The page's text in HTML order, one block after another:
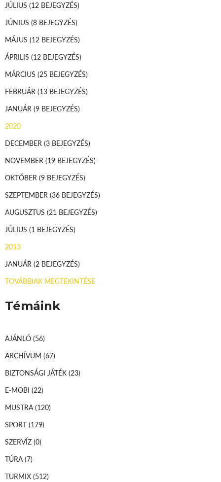
JÚLIUS (12 BEJEGYZÉS)
JÚNIUS (8 BEJEGYZÉS)
MÁJUS (12 BEJEGYZÉS)
ÁPRILIS (12 BEJEGYZÉS)
MÁRCIUS (25 BEJEGYZÉS)
FEBRUÁR (13 BEJEGYZÉS)
JANUÁR (9 BEJEGYZÉS)
2020
DECEMBER (3 BEJEGYZÉS)
NOVEMBER (19 BEJEGYZÉS)
OKTÓBER (9 BEJEGYZÉS)
SZEPTEMBER (36 BEJEGYZÉS)
AUGUSZTUS (21 BEJEGYZÉS)
JÚLIUS (1 BEJEGYZÉS)
2013
JANUÁR (2 BEJEGYZÉS)
TOVÁBBIAK MEGTEKINTÉSE
Témáink
AJÁNLÓ (56)
ARCHÍVUM (67)
BIZTONSÁGI JÁTÉK (23)
E-MOBI (22)
MUSTRA(120)
SPORT (179)
SZERVÍZ (0)
TÚRA(7)
TURMIX (512)